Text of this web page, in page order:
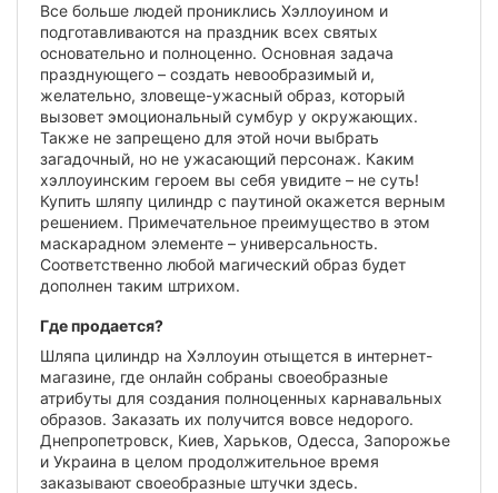
Все больше людей прониклись Хэллоуином и
подготавливаются на праздник всех святых
основательно и полноценно. Основная задача
празднующего – создать невообразимый и,
желательно, зловеще-ужасный образ, который
вызовет эмоциональный сумбур у окружающих.
Также не запрещено для этой ночи выбрать
загадочный, но не ужасающий персонаж. Каким
хэллоуинским героем вы себя увидите – не суть!
Купить шляпу цилиндр с паутиной окажется верным
решением. Примечательное преимущество в этом
маскарадном элементе – универсальность.
Соответственно любой магический образ будет
дополнен таким штрихом.
Где продается?
Шляпа цилиндр на Хэллоуин отыщется в интернет-
магазине, где онлайн собраны своеобразные
атрибуты для создания полноценных карнавальных
образов. Заказать их получится вовсе недорого.
Днепропетровск, Киев, Харьков, Одесса, Запорожье
и Украина в целом продолжительное время
заказывают своеобразные штучки здесь.